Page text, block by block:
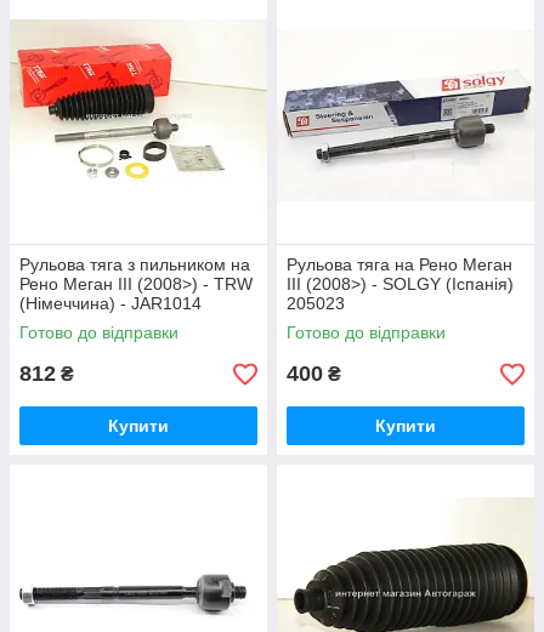
Рульова тяга з пильником на
Рено Меган III (2008>) - TRW
(Німеччина) - JAR1014
Готово до відправки
812 ₴
Купити
Рульова тяга на Рено Меган
III (2008>) - SOLGY (Іспанія)
205023
Готово до відправки
400 ₴
Купити